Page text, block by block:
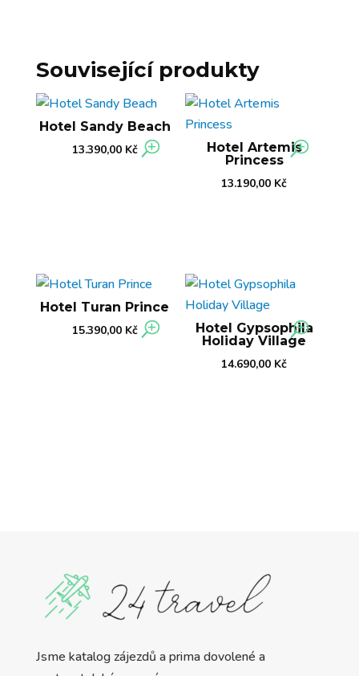
Související produkty
Hotel Sandy Beach
13.390,00 Kč
Hotel Artemis
Princess
13.190,00 Kč
Hotel Turan Prince
15.390,00 Kč
Hotel Gypsophila
Holiday Village
14.690,00 Kč
Jsme katalog zájezdů a prima dovolené a